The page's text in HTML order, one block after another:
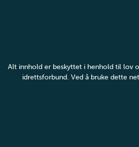
Alt innhold er beskyttet i henhold til lov
idrettsforbund. Ved å bruke dette